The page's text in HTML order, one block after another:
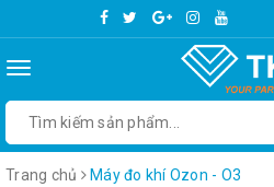
Toggle
Trang chủ Máy đo khí Ozon - O3